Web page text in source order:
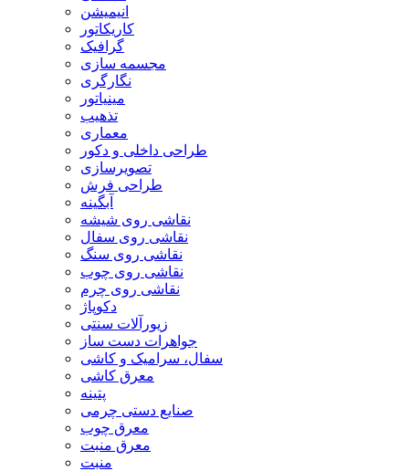
انیمیشن
کاریکاتور
گرافیک
مجسمه سازی
نگارگری
مینیاتور
تذهیب
معماری
طراحی داخلی و دکور
تصویرسازی
طراحی فرش
آبگینه
نقاشی روی شیشه
نقاشی روی سفال
نقاشی روی سنگ
نقاشی روی چوب
نقاشی روی چرم
دکوپاژ
زیورآلات سنتی
جواهرات دست ساز
سفال، سرامیک و کاشی
معرق کاشی
پتینه
صنایع دستی چرمی
معرق چوب
معرق منبت
منبت